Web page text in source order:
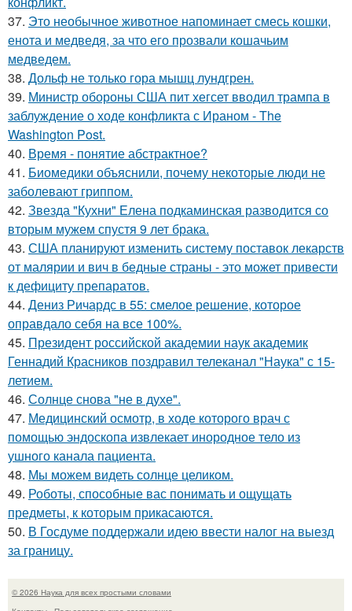
37. Это необычное животное напоминает смесь кошки,
енота и медведя, за что его прозвали кошачьим
медведем.
38. Дольф не только гора мышц лундгрен.
39. Министр обороны США пит хегсет вводил трампа в
заблуждение о ходе конфликта с Ираном - The
Washington Post.
40. Время - понятие абстрактное?
41. Биомедики объяснили, почему некоторые люди не
заболевают гриппом.
42. Звезда "Кухни" Елена подкаминская разводится со
вторым мужем спустя 9 лет брака.
43. США планируют изменить систему поставок лекарств
от малярии и вич в бедные страны - это может привести
к дефициту препаратов.
44. Дениз Ричардс в 55: смелое решение, которое
оправдало себя на все 100%.
45. Президент российской академии наук академик
Геннадий Красников поздравил телеканал "Наука" с 15-
летием.
46. Солнце снова "не в духе".
47. Медицинский осмотр, в ходе которого врач с
помощью эндоскопа извлекает инородное тело из
ушного канала пациента.
48. Мы можем видеть солнце целиком.
49. Роботы, способные вас понимать и ощущать
предметы, к которым прикасаются.
50. В Госдуме поддержали идею ввести налог на выезд
за границу.
© 2026 Наука для всех простыми словами